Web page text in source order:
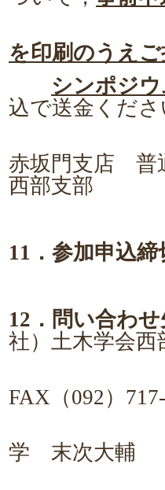
を印刷のうえ
シンポジ
込で送金くだ
赤坂門支店 普
西部支部
11．参加申込締
12．問い合わせ
社）土木学会西
FAX（092）
学 末次大輔